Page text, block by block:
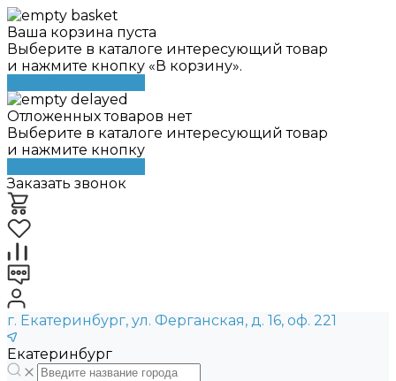
Ваша корзина пуста
Выберите в каталоге интересующий товар
и нажмите кнопку «В корзину».
Отложенных товаров нет
Выберите в каталоге интересующий товар
и нажмите кнопку
Заказать звонок
г. Екатеринбург, ул. Ферганская, д. 16, оф. 221
Екатеринбург